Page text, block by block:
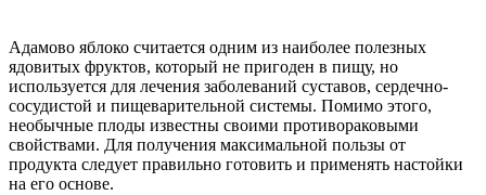
Адамово яблоко считается одним из наиболее полезных
ядовитых фруктов, который не пригоден в пищу, но
используется для лечения заболеваний суставов, сердечно-
сосудистой и пищеварительной системы. Помимо этого,
необычные плоды известны своими противораковыми
свойствами. Для получения максимальной пользы от
продукта следует правильно готовить и применять настойки
на его основе.